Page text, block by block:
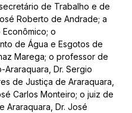
de Trabalho e de
Roberto de Andrade; a
o
de Água e Esgotos de
Marega; o professor de
Araraquara, Dr. Sergio
de Justiça de Araraquara,
Carlos Monteiro; o juiz de
Araraquara, Dr. José